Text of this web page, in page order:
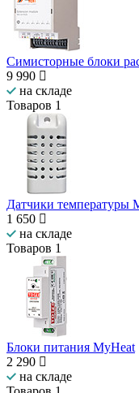
Симисторные блоки
9 990
на складе
Товаров 1
Датчики температуры
1 650
на складе
Товаров 1
Блоки питания MyHeat
2 290
на складе